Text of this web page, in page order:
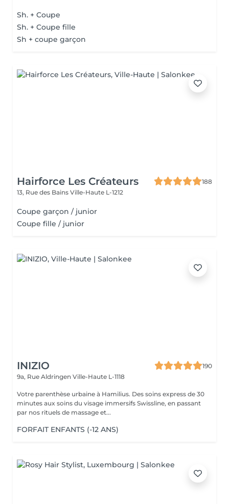
Sh. + Coupe
Sh. + Coupe fille
Sh + coupe garçon
Hairforce Les Créateurs
188
13, Rue des Bains Ville-Haute L-1212
Coupe garçon / junior
Coupe fille / junior
INIZIO
190
9a, Rue Aldringen Ville-Haute L-1118
Votre parenthèse urbaine à Hamilius. Des soins express de 30
minutes aux soins du visage immersifs Swissline, en passant
par nos rituels de massage et...
FORFAIT ENFANTS (-12 ANS)